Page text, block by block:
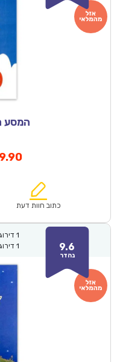
המסע
₪57.00.
המחיר
הוא:
כתוב חוות דעת
9.6
נהדר
1
1